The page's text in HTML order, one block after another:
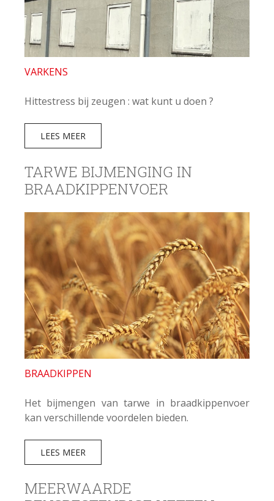
VARKENS
Hittestress bij zeugen : wat kunt u doen ?
LEES MEER
TARWE BIJMENGING IN
BRAADKIPPENVOER
BRAADKIPPEN
Het bijmengen van tarwe in braadkippenvoer
kan verschillende voordelen bieden.
LEES MEER
MEERWAARDE